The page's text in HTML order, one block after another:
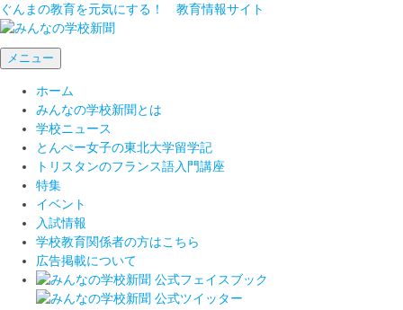
ぐんまの教育を元気にする！ 教育情報サイト
メニュー
ホーム
みんなの学校新聞とは
学校ニュース
とんぺー女子の東北大学留学記
トリスタンのフランス語入門講座
特集
イベント
入試情報
学校教育関係者の方はこちら
広告掲載について